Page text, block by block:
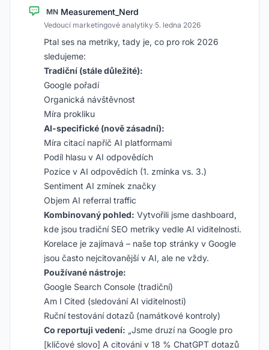
MN Measurement_Nerd
Vedoucí marketingové analytiky·5. ledna 2026
Ptal ses na metriky, tady je, co pro rok 2026
sledujeme:
Tradiční (stále důležité):
Google pořadí
Organická návštěvnost
Míra prokliku
AI-specifické (nově zásadní):
Míra citací napříč AI platformami
Podíl hlasu v AI odpovědích
Pozice v AI odpovědích (1. zmínka vs. 3.)
Sentiment AI zmínek značky
Objem AI referral traffic
Kombinovaný pohled: Vytvořili jsme dashboard,
kde jsou tradiční SEO metriky vedle AI viditelnosti.
Korelace je zajímavá – naše top stránky v Google
jsou často nejcitovanější v AI, ale ne vždy.
Používané nástroje:
Google Search Console (tradiční)
Am I Cited (sledování AI viditelnosti)
Ruční testování dotazů (namátkové kontroly)
Co reportuji vedení: „Jsme druzí na Google pro
[klíčové slovo] A citováni v 18 % ChatGPT dotazů